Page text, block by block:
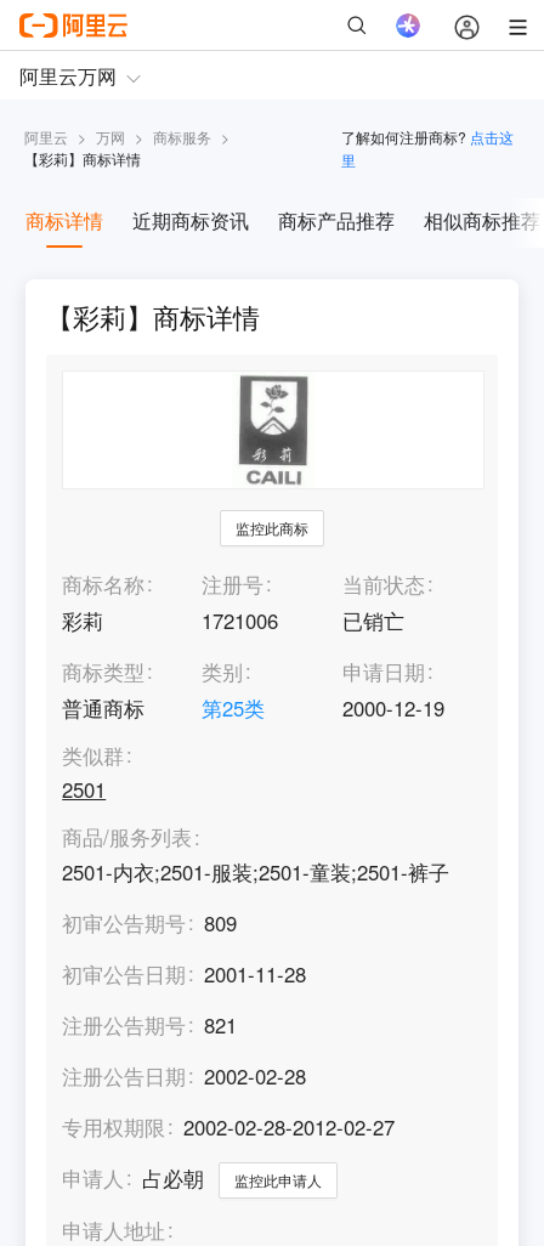
阿里云 > 万网 > 商标服务 >
【彩莉】商标详情
了解如何注册商标? 点击这
里
商标详情 近期商标资讯 商标产品推荐 相似商标推荐
【彩莉】商标详情
监控此商标
商标名称
彩莉
注册号
1721006
当前状态
已销亡
商标类型
普通商标
类别
第25类
申请日期
2000-12-19
类似群
2501
商品/服务列表
2501-内衣;2501-服装;2501-童装;2501-裤子
初审公告期号
809
初审公告日期
2001-11-28
注册公告期号
821
注册公告日期
2002-02-28
专用权期限
2002-02-28-2012-02-27
申请人
占必朝 监控此申请人
申请人地址